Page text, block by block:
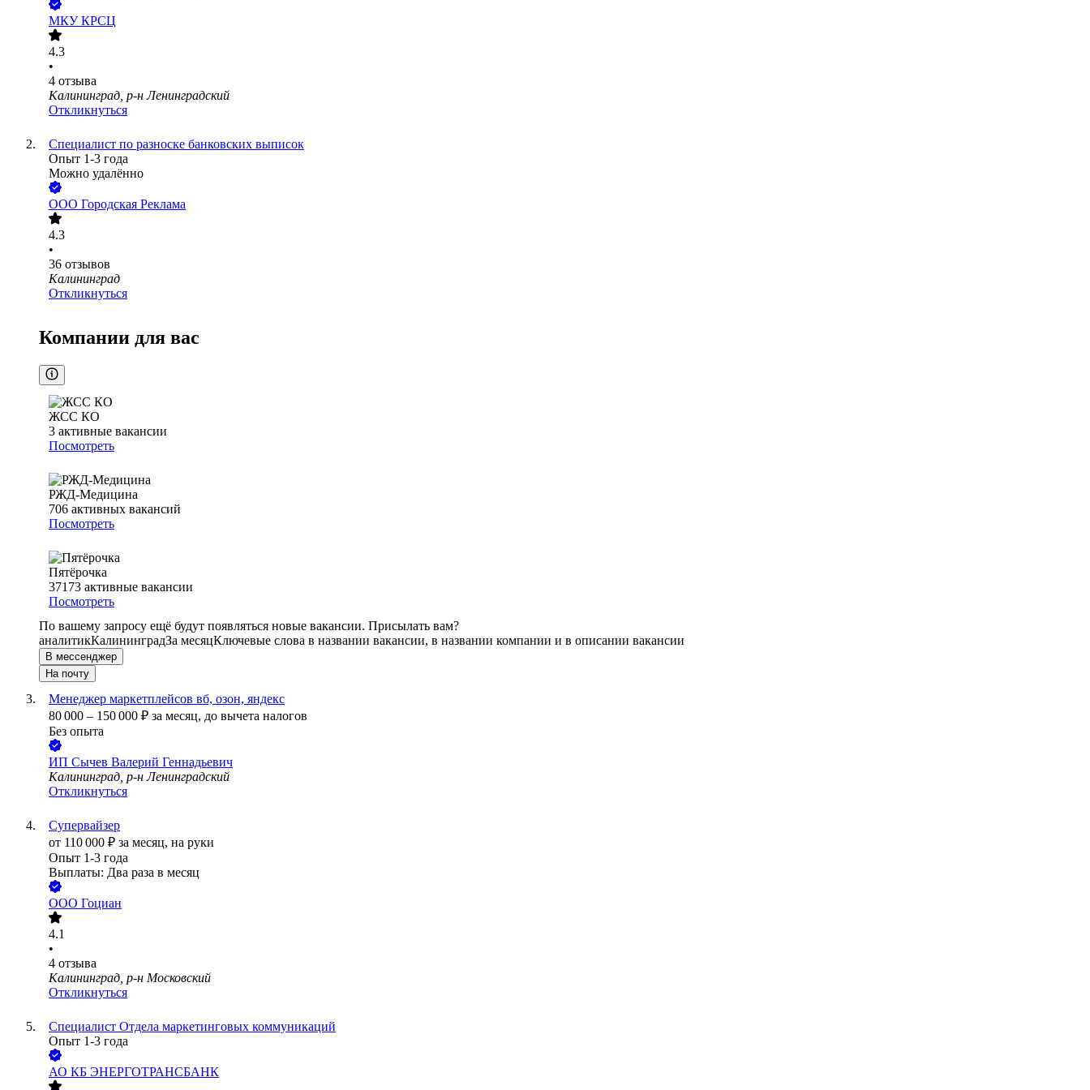
МКУ КРСЦ
4.3
•
4 отзыва
Калининград, р-н Ленинградский
Откликнуться
Специалист по разноске банковских выписок
Опыт 1-3 года
Можно удалённо
ООО Городская Реклама
4.3
•
36 отзывов
Калининград
Откликнуться
Компании для вас
ЖСС КО
3 активные вакансии
Посмотреть
РЖД-Медицина
706 активных вакансий
Посмотреть
Пятёрочка
37173 активные вакансии
Посмотреть
По вашему запросу ещё будут появляться новые вакансии. Присылать вам?
аналитикКалининградЗа месяцКлючевые слова в названии вакансии, в названии компании и в описании вакансии
В мессенджер
На почту
Менеджер маркетплейсов вб, озон, яндекс
80 000 – 150 000 ₽ за месяц, до вычета налогов
Без опыта
ИП Сычев Валерий Геннадьевич
Калининград, р-н Ленинградский
Откликнуться
Супервайзер
от 110 000 ₽ за месяц, на руки
Опыт 1-3 года
Выплаты: Два раза в месяц
ООО Гоциан
4.1
•
4 отзыва
Калининград, р-н Московский
Откликнуться
Специалист Отдела маркетинговых коммуникаций
Опыт 1-3 года
АО КБ ЭНЕРГОТРАНСБАНК